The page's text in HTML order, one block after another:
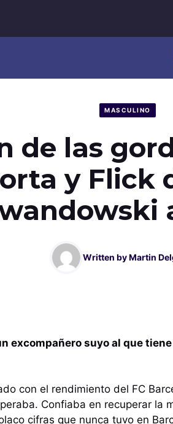
MASCULINO
de las
y Flick
Written byMartin
excompañero suyo al que
con el rendimiento del FC
Confiaba en recuperar la
cifras que nunca tuvo en